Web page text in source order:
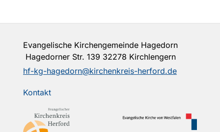
Evangelische Kirchengemeinde Hagedorn
Hagedorner Str. 139 32278 Kirchlengern
hf-kg-hagedorn@kirchenkreis-herford.de
Kontakt